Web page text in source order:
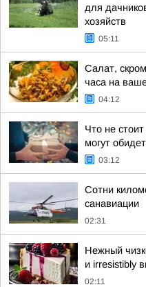
для
хозяйств
05:11
Салат,
часа на
04:12
Что не
могут
03:12
Сотни
санавиации
02:31
Нежный
и irresistibly
02:11